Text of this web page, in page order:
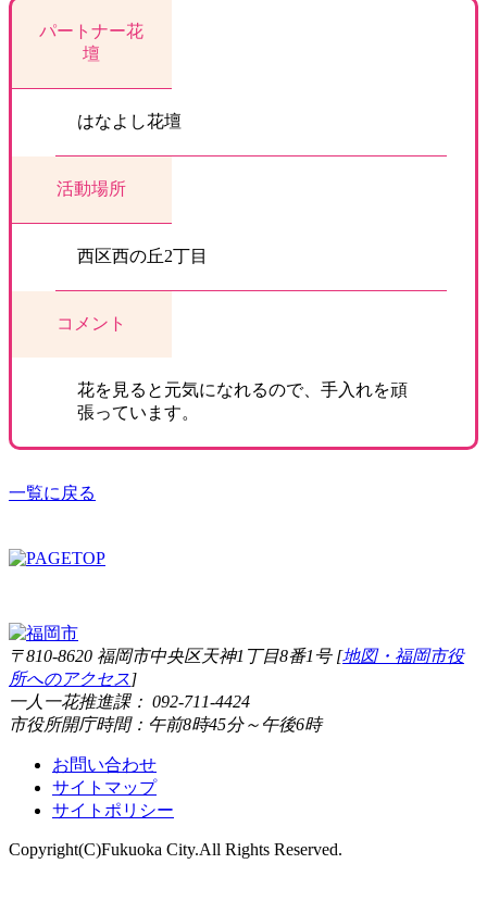
パートナー花
壇
はなよし花壇
活動場所
西区西の丘2丁目
コメント
花を見ると元気になれるので、手入れを頑
張っています。
一覧に戻る
〒810-8620 福岡市中央区天神1丁目8番1号 [地図・福岡市役
所へのアクセス]
一人一花推進課： 092-711-4424
市役所開庁時間：午前8時45分～午後6時
お問い合わせ
サイトマップ
サイトポリシー
Copyright(C)Fukuoka City.All Rights Reserved.